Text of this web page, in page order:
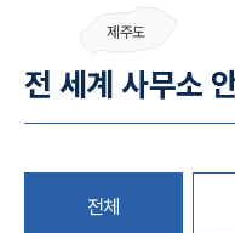
고
제주도
전 세계 사무소
전체